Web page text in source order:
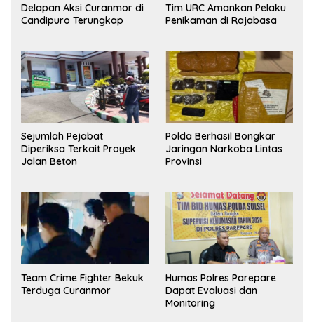
Delapan Aksi Curanmor di
Candipuro Terungkap
Tim URC Amankan Pelaku
Penikaman di Rajabasa
Sejumlah Pejabat
Diperiksa Terkait Proyek
Jalan Beton
Polda Berhasil Bongkar
Jaringan Narkoba Lintas
Provinsi
Team Crime Fighter Bekuk
Terduga Curanmor
Humas Polres Parepare
Dapat Evaluasi dan
Monitoring